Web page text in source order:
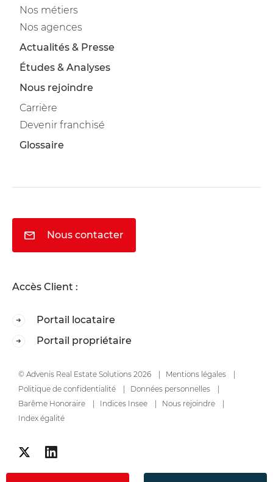
Nos métiers
Nos agences
Actualités & Presse
Études & Analyses
Nous rejoindre
Carrière
Devenir franchisé
Glossaire
Nous contacter
Accès Client :
Portail locataire
Portail propriétaire
© Advenis Real Estate Solutions 2026
Mentions légales
Politique de confidentialité
Données personnelles
Barême Honoraire
Indices Insee
Nous rejoindre
Index égalité